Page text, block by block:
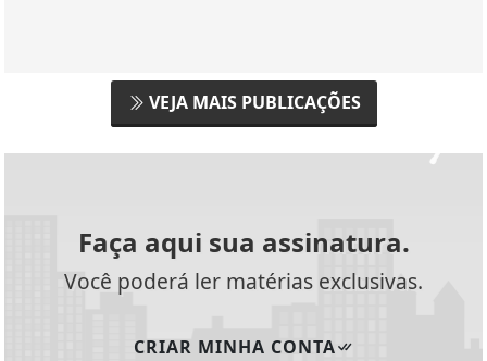
VEJA MAIS PUBLICAÇÕES
Faça aqui sua assinatura.
Você poderá ler matérias exclusivas.
CRIAR MINHA CONTA